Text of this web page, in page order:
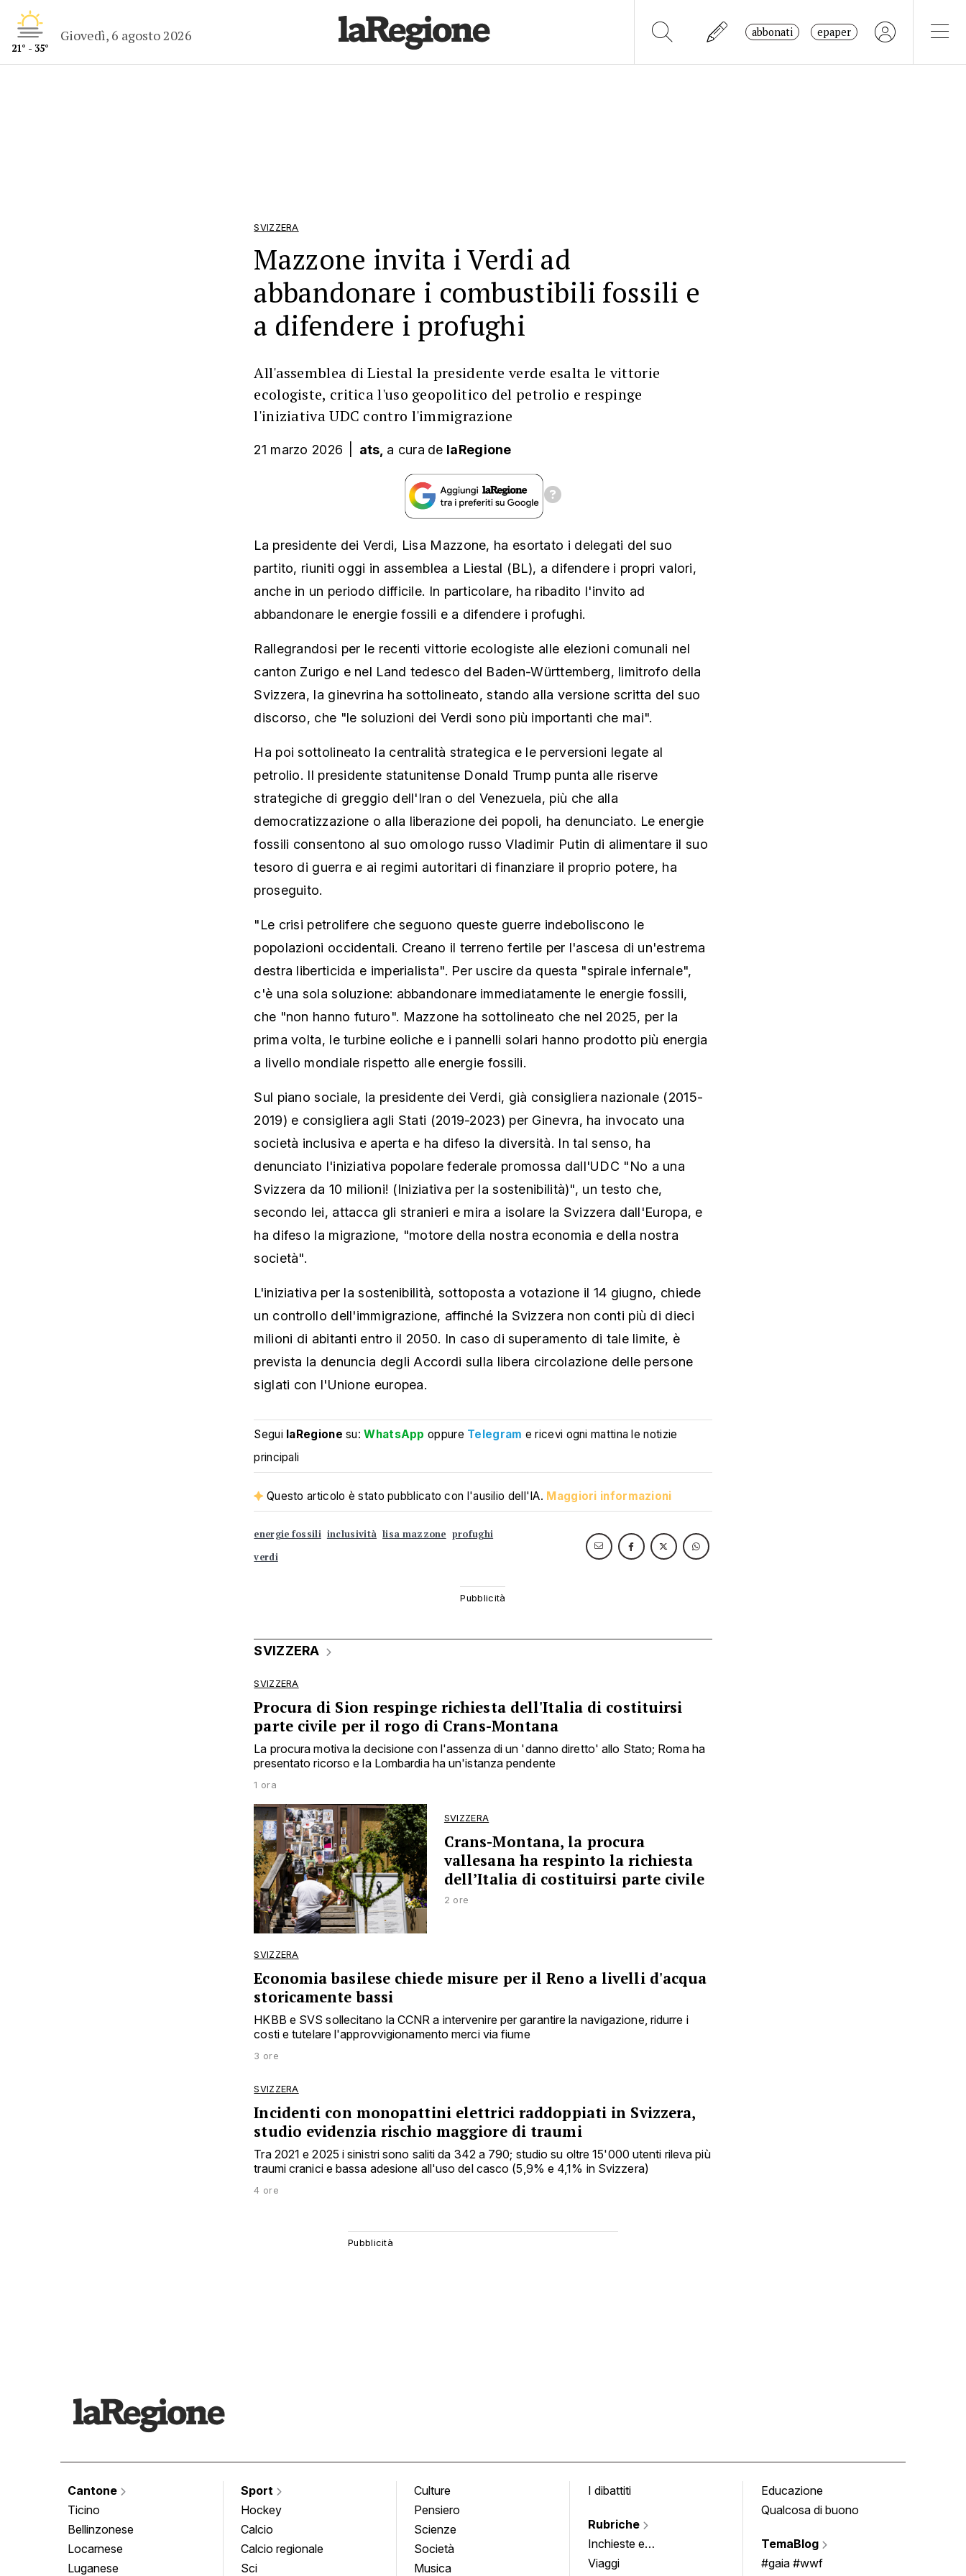
21° - 35°
Giovedì, 6 agosto 2026 abbonati epaper
SVIZZERA
Mazzone invita i Verdi ad
abbandonare i combustibili fossili e
a difendere i profughi
All'assemblea di Liestal la presidente verde esalta le vittorie
ecologiste, critica l'uso geopolitico del petrolio e respinge
l'iniziativa UDC contro l'immigrazione
21 marzo 2026 ats, a cura de laRegione
La presidente dei Verdi, Lisa Mazzone, ha esortato i delegati del suo
partito, riuniti oggi in assemblea a Liestal (BL), a difendere i propri valori,
anche in un periodo difficile. In particolare, ha ribadito l'invito ad
abbandonare le energie fossili e a difendere i profughi.
Rallegrandosi per le recenti vittorie ecologiste alle elezioni comunali nel
canton Zurigo e nel Land tedesco del Baden-Württemberg, limitrofo della
Svizzera, la ginevrina ha sottolineato, stando alla versione scritta del suo
discorso, che "le soluzioni dei Verdi sono più importanti che mai".
Ha poi sottolineato la centralità strategica e le perversioni legate al
petrolio. Il presidente statunitense Donald Trump punta alle riserve
strategiche di greggio dell'Iran o del Venezuela, più che alla
democratizzazione o alla liberazione dei popoli, ha denunciato. Le energie
fossili consentono al suo omologo russo Vladimir Putin di alimentare il suo
tesoro di guerra e ai regimi autoritari di finanziare il proprio potere, ha
proseguito.
"Le crisi petrolifere che seguono queste guerre indeboliscono le
popolazioni occidentali. Creano il terreno fertile per l'ascesa di un'estrema
destra liberticida e imperialista". Per uscire da questa "spirale infernale",
c'è una sola soluzione: abbandonare immediatamente le energie fossili,
che "non hanno futuro". Mazzone ha sottolineato che nel 2025, per la
prima volta, le turbine eoliche e i pannelli solari hanno prodotto più energia
a livello mondiale rispetto alle energie fossili.
Sul piano sociale, la presidente dei Verdi, già consigliera nazionale (2015-
2019) e consigliera agli Stati (2019-2023) per Ginevra, ha invocato una
società inclusiva e aperta e ha difeso la diversità. In tal senso, ha
denunciato l'iniziativa popolare federale promossa dall'UDC "No a una
Svizzera da 10 milioni! (Iniziativa per la sostenibilità)", un testo che,
secondo lei, attacca gli stranieri e mira a isolare la Svizzera dall'Europa, e
ha difeso la migrazione, "motore della nostra economia e della nostra
società".
L'iniziativa per la sostenibilità, sottoposta a votazione il 14 giugno, chiede
un controllo dell'immigrazione, affinché la Svizzera non conti più di dieci
milioni di abitanti entro il 2050. In caso di superamento di tale limite, è
prevista la denuncia degli Accordi sulla libera circolazione delle persone
siglati con l'Unione europea.
Segui laRegione su:WhatsApp oppure Telegram e ricevi ogni mattina le notizie
principali
Questo articolo è stato pubblicato con l'ausilio dell'IA. Maggiori informazioni
energie fossili inclusività lisa mazzone profughi
verdi
SVIZZERA
SVIZZERA
Procura di Sion respinge richiesta dell'Italia di costituirsi
parte civile per il rogo di Crans-Montana
La procura motiva la decisione con l'assenza di un 'danno diretto' allo Stato; Roma ha
presentato ricorso e la Lombardia ha un'istanza pendente
1 ora
SVIZZERA
Crans-Montana, la procura
vallesana ha respinto la richiesta
dell’Italia di costituirsi parte civile
2 ore
SVIZZERA
Economia basilese chiede misure per il Reno a livelli d'acqua
storicamente bassi
HKBB e SVS sollecitano la CCNR a intervenire per garantire la navigazione, ridurre i
costi e tutelare l'approvvigionamento merci via fiume
3 ore
SVIZZERA
Incidenti con monopattini elettrici raddoppiati in Svizzera,
studio evidenzia rischio maggiore di traumi
Tra 2021 e 2025 i sinistri sono saliti da 342 a 790; studio su oltre 15'000 utenti rileva più
traumi cranici e bassa adesione all'uso del casco (5,9% e 4,1% in Svizzera)
4 ore
Cantone
Ticino
Bellinzonese
Locarnese
Luganese
Sport
Hockey
Calcio
Calcio regionale
Sci
Culture
Pensiero
Scienze
Società
Musica
I dibattiti
Rubriche
Inchieste e
approfondimenti
Viaggi
Educazione
Qualcosa di buono
TemaBlog
#gaia #wwf